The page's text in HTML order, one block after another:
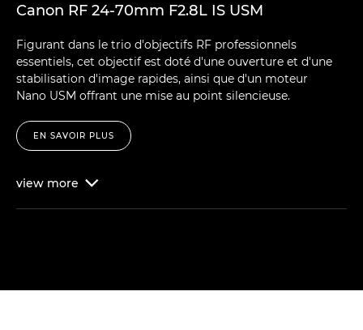
Canon RF 24-70mm F2.8L IS USM
Figurant dans le trio d'objectifs RF professionnels
essentiels, cet objectif est doté d'une ouverture et d'une
stabilisation d'image rapides, ainsi que d'un moteur
Nano USM offrant une mise au point silencieuse.
EN SAVOIR PLUS
view more 